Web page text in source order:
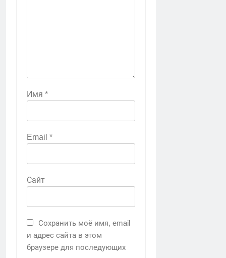
Имя *
Email *
Сайт
Сохранить моё имя, email
и адрес сайта в этом
браузере для последующих